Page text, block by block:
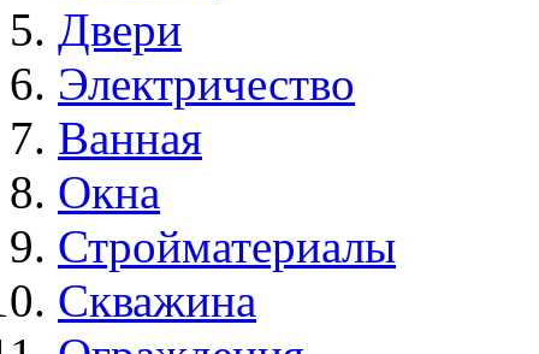
Двери
Электричество
Ванная
Окна
Стройматериалы
Скважина